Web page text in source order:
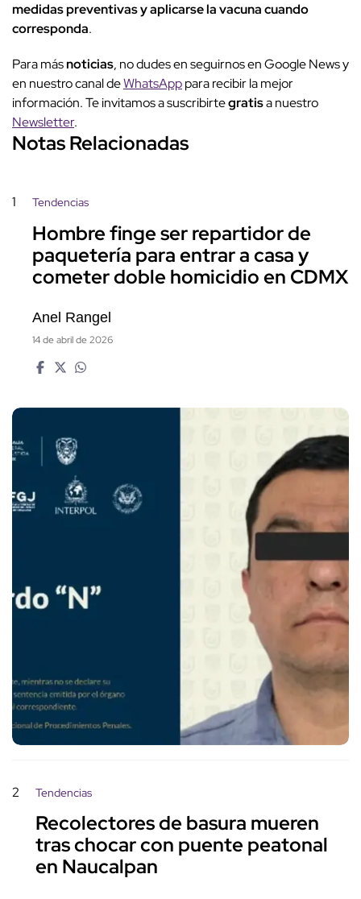
medidas preventivas y aplicarse la vacuna cuando
corresponda.
Para másnoticias, no dudes en seguirnos en Google News y
en nuestro canal deWhatsApppara recibir la mejor
información. Te invitamos a suscribirtegratisa nuestro
Newsletter.
Notas Relacionadas
1 Tendencias
Hombre finge ser repartidor de
paquetería para entrar a casa y
cometer doble homicidio en CDMX
Anel Rangel
14 de abril de 2026
2 Tendencias
Recolectores de basura mueren
tras chocar con puente peatonal
en Naucalpan